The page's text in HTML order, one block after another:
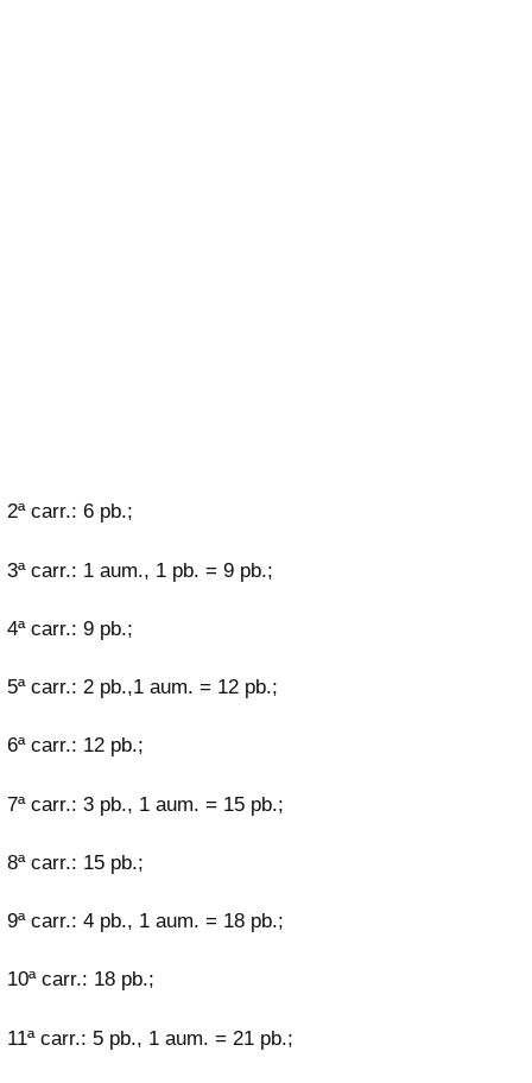
2ª carr.: 6 pb.;
3ª carr.: 1 aum., 1 pb. = 9 pb.;
4ª carr.: 9 pb.;
5ª carr.: 2 pb.,1 aum. = 12 pb.;
6ª carr.: 12 pb.;
7ª carr.: 3 pb., 1 aum. = 15 pb.;
8ª carr.: 15 pb.;
9ª carr.: 4 pb., 1 aum. = 18 pb.;
10ª carr.: 18 pb.;
11ª carr.: 5 pb., 1 aum. = 21 pb.;